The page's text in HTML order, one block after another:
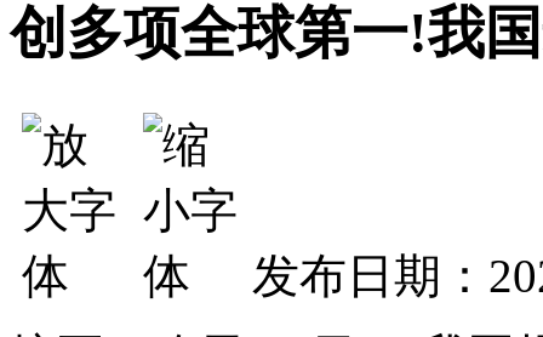
创多项全球第一!我
发布日期：